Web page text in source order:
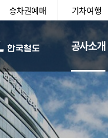
승차권예매 기차여행
공사소개
일반현황